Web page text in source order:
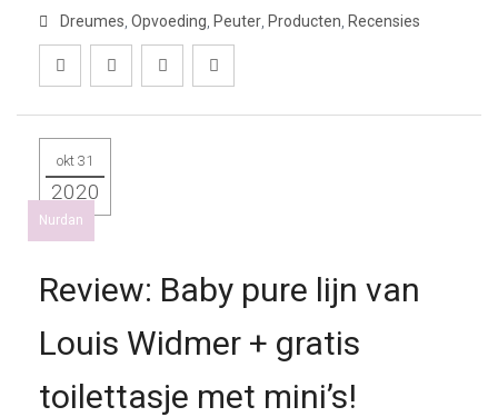
Dreumes Opvoeding Peuter Producten Recensies
okt 31
2020
Nurdan
Review: Baby pure lijn van
Louis Widmer + gratis
toilettasje met mini’s!